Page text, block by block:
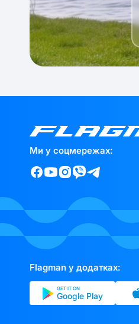
Ми у соцмережах:
Flagman у додатках:
GET IT ON
Google Play